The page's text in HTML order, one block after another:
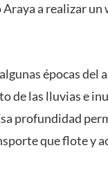
a realizar un
épocas
de las lluvias e
profundidad
que flote y